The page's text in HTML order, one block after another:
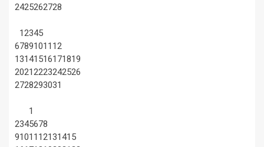
2425262728
12345
67891011 12
13141516171819
20212223242526
2728293031
1
2345678
91011 12131415